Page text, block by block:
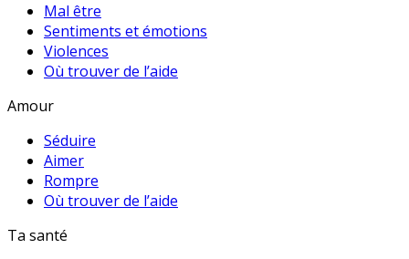
Mal être
Sentiments et émotions
Violences
Où trouver de l’aide
Amour
Séduire
Aimer
Rompre
Où trouver de l’aide
Ta santé